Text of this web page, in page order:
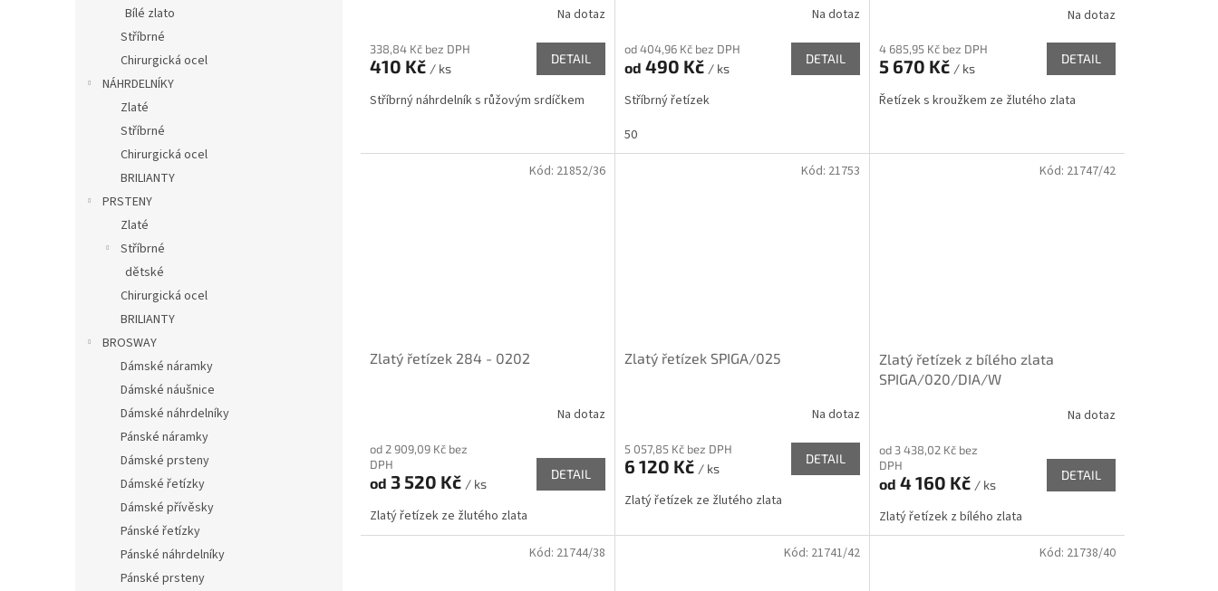
Bílé zlato
Stříbrné
Chirurgická ocel
NÁHRDELNÍKY
Zlaté
Stříbrné
Chirurgická ocel
BRILIANTY
PRSTENY
Zlaté
Stříbrné
dětské
Chirurgická ocel
BRILIANTY
BROSWAY
Dámské náramky
Dámské náušnice
Dámské náhrdelníky
Pánské náramky
Dámské prsteny
Dámské řetízky
Dámské přívěsky
Pánské řetízky
Pánské náhrdelníky
Pánské prsteny
Na dotaz
338,84 Kč bez DPH
410 Kč / ks
DETAIL
Stříbrný náhrdelník s růžovým srdíčkem
Na dotaz
od 404,96 Kč bez DPH
od 490 Kč / ks
DETAIL
Stříbrný řetízek
50
Na dotaz
4 685,95 Kč bez DPH
5 670 Kč / ks
DETAIL
Řetízek s kroužkem ze žlutého zlata
Zlatý řetízek 284 - 0202
Na dotaz
od 2 909,09 Kč bez
DPH
od 3 520 Kč / ks
DETAIL
Zlatý řetízek ze žlutého zlata
Kód: 21852/36
Zlatý řetízek SPIGA/025
Na dotaz
5 057,85 Kč bez DPH
6 120 Kč / ks
DETAIL
Zlatý řetízek ze žlutého zlata
Kód: 21753
Zlatý řetízek z bílého zlata
SPIGA/020/DIA/W
Na dotaz
od 3 438,02 Kč bez
DPH
od 4 160 Kč / ks
DETAIL
Zlatý řetízek z bílého zlata
Kód: 21747/42
Kód: 21744/38 Kód: 21741/42 Kód: 21738/40